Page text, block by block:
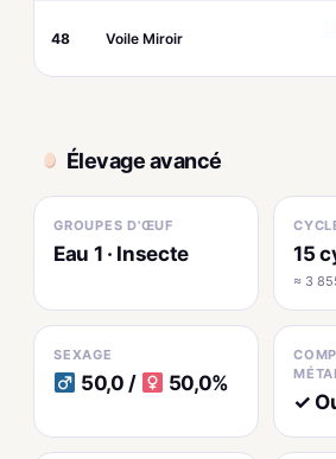
48 Voile Miroir
Élevage avancé
GROUPES D'ŒUF
Eau 1 · Insecte 15
≈ 3
SEXAGE
50,0 / 50,0%
✓